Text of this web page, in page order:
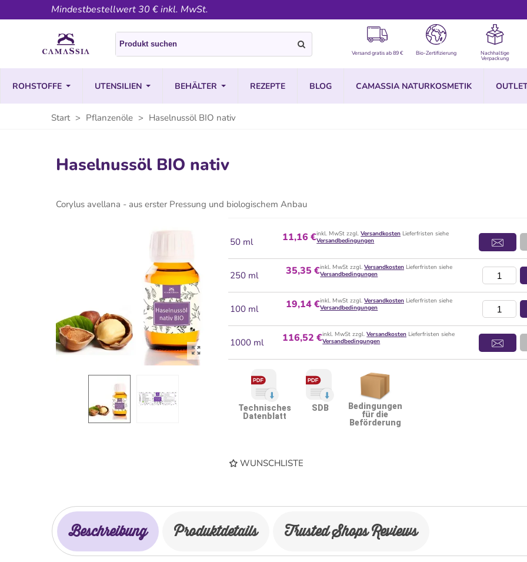
Mindestbestellwert 30 € inkl. MwSt.
Versand gratis ab 89 € Bio-Zertifizierung Nachhaltige
Verpackung
ROHSTOFFE UTENSILIEN BEHÄLTER REZEPTE BLOG CAMASSIA NATURKOSMETIK
Start > Pflanzenöle > Haselnussöl BIO nativ
Haselnussöl BIO nativ
Corylus avellana - aus erster Pressung und biologischem Anbau
50 ml 11,16 €inkl. MwSt zzgl.Versandkosten Lieferfristen siehe
Versandbedingungen
250 ml 35,35 €inkl. MwSt zzgl.Versandkosten Lieferfristen siehe
Versandbedingungen
100 ml 19,14 €inkl. MwSt zzgl.Versandkosten Lieferfristen siehe
Versandbedingungen
1000 ml 116,52 €inkl. MwSt zzgl.Versandkosten Lieferfristen siehe
Versandbedingungen
Technisches
Datenblatt
SDB
Bedingungen
für die
Beförderung
WUNSCHLISTE
Beschreibung Produktdetails Trusted Shops Reviews